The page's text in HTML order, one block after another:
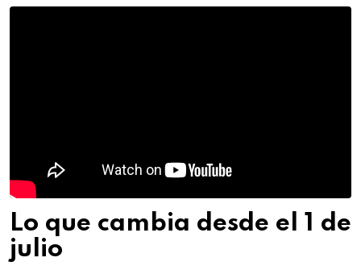
Lo que cambia desde el 1 de
julio